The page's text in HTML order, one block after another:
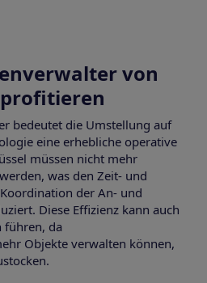
von
profitieren
bedeutet die Umstellung auf
eine erhebliche operative
müssen nicht mehr
was den Zeit- und
der An- und
Diese Effizienz kann auch
führen, da
Objekte verwalten können,